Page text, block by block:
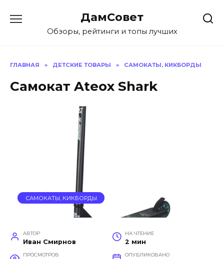
содержанию
ДамСовет
Обзоры, рейтинги и топы лучших
ГЛАВНАЯ » ДЕТСКИЕ ТОВАРЫ » САМОКАТЫ, КИКБОРДЫ
Самокат Ateox Shark
САМОКАТЫ, КИКБОРДЫ
АВТОР
Иван Смирнов
НА ЧТЕНИЕ
2 мин
ПРОСМОТРОВ ОПУБЛИКОВАНО